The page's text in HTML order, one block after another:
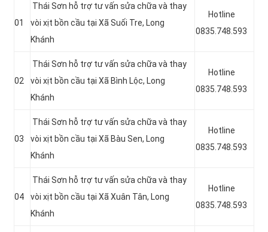
01
Thái Sơn hỗ trợ tư vấn sửa chữa và thay
vòi xịt bồn cầu tại Xã Suối Tre, Long
Khánh
Hotline
0835.748.593
02
Thái Sơn hỗ trợ tư vấn sửa chữa và thay
vòi xịt bồn cầu tại Xã Bình Lộc, Long
Khánh
Hotline
0835.748.593
03
Thái Sơn hỗ trợ tư vấn sửa chữa và thay
vòi xịt bồn cầu tại Xã Bàu Sen, Long
Khánh
Hotline
0835.748.593
04
Thái Sơn hỗ trợ tư vấn sửa chữa và thay
vòi xịt bồn cầu tại Xã Xuân Tân, Long
Khánh
Hotline
0835.748.593